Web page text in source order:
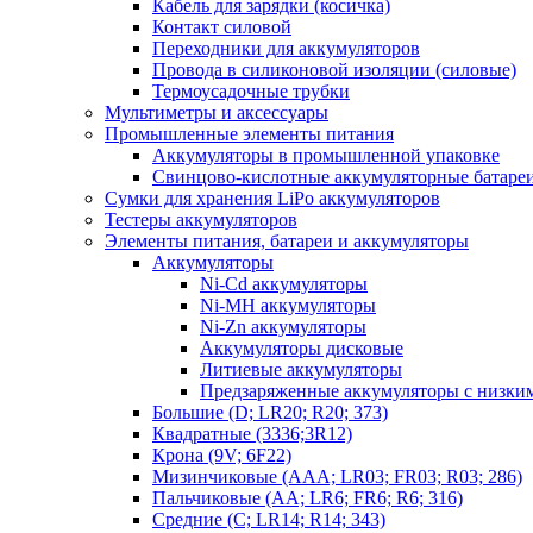
Кабель для зарядки (косичка)
Контакт силовой
Переходники для аккумуляторов
Провода в силиконовой изоляции (силовые)
Термоусадочные трубки
Мультиметры и аксессуары
Промышленные элементы питания
Аккумуляторы в промышленной упаковке
Свинцово-кислотные аккумуляторные
Сумки для хранения LiPo аккумуляторов
Тестеры аккумуляторов
Элементы питания, батареи и аккумуляторы
Аккумуляторы
Ni-Cd аккумуляторы
Ni-MH аккумуляторы
Ni-Zn аккумуляторы
Аккумуляторы дисковые
Литиевые аккумуляторы
Предзаряженные аккумуляторы с
Большие (D; LR20; R20; 373)
Квадратные (3336;3R12)
Крона (9V; 6F22)
Мизинчиковые (AAA; LR03; FR03; R03; 286)
Пальчиковые (AA; LR6; FR6; R6; 316)
Средние (C; LR14; R14; 343)